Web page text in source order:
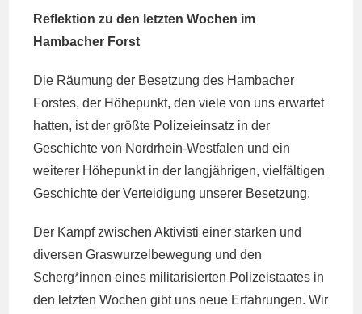
Reflektion zu den letzten Wochen im
Hambacher Forst
Die Räumung der Besetzung des Hambacher
Forstes, der Höhepunkt, den viele von uns erwartet
hatten, ist der größte Polizeieinsatz in der
Geschichte von Nordrhein-Westfalen und ein
weiterer Höhepunkt in der langjährigen, vielfältigen
Geschichte der Verteidigung unserer Besetzung.
Der Kampf zwischen Aktivisti einer starken und
diversen Graswurzelbewegung und den
Scherg*innen eines militarisierten Polizeistaates in
den letzten Wochen gibt uns neue Erfahrungen. Wir